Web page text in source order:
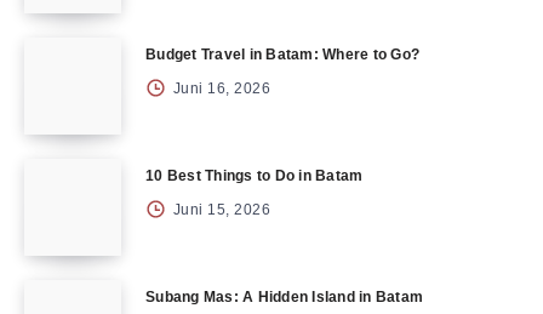
Budget Travel in Batam: Where to Go?
Juni 16, 2026
10 Best Things to Do in Batam
Juni 15, 2026
Subang Mas: A Hidden Island in Batam